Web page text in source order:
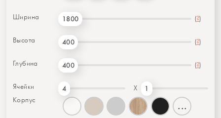
Ширина 1800 (?)
Высота 400 (?)
Глубина 400 (?)
Ячейки 4 X 1
Корпус ...